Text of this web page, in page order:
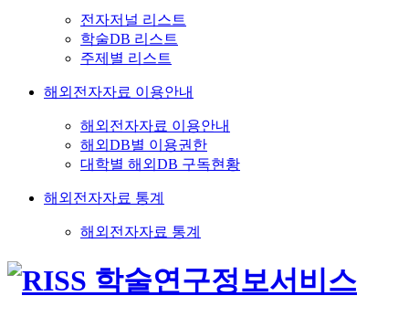
전자저널 리스트
학술DB 리스트
주제별 리스트
해외전자자료 이용안내
해외전자자료 이용안내
해외DB별 이용권한
대학별 해외DB 구독현황
해외전자자료 통계
해외전자자료 통계